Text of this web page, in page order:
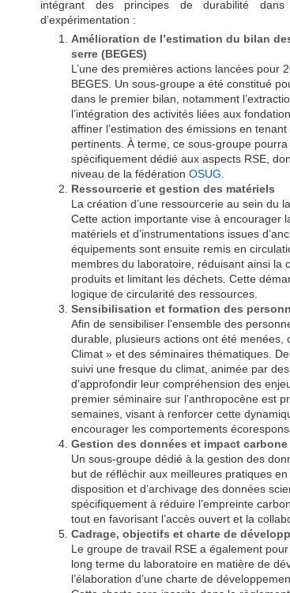
intégrant des principes de durabilité
d’expérimentation :
Amélioration de l’estimation du bilan
serre (BEGES)
L’une des premières actions lancées pour
BEGES. Un sous-groupe a été constitué
dans le premier bilan, notamment
l’intégration des activités liées aux
affiner l’estimation des émissions en
pertinents. À terme, ce sous-groupe
spécifiquement dédié aux aspects RSE,
niveau de la fédération OSUG.
Ressourcerie et gestion des matériels
La création d’une ressourcerie au sein du
Cette action importante vise à encourager
matériels et d’instrumentations issues
équipements sont ensuite remis en
membres du laboratoire, réduisant ainsi la
produits et limitant les déchets. Cette
logique de circularité des ressources.
Sensibilisation et formation des
Afin de sensibiliser l’ensemble des
durable, plusieurs actions ont été menées,
Climat » et des séminaires thématiques.
suivi une fresque du climat, animée par
d’approfondir leur compréhension des
premier séminaire sur l’anthropocène est
semaines, visant à renforcer cette
encourager les comportements
Gestion des données et impact carbone
Un sous-groupe dédié à la gestion des
but de réfléchir aux meilleures pratiques
disposition et d’archivage des données
spécifiquement à réduire l’empreinte
tout en favorisant l’accès ouvert et la
Cadrage, objectifs et charte de
Le groupe de travail RSE a également
long terme du laboratoire en matière de
l’élaboration d’une charte de